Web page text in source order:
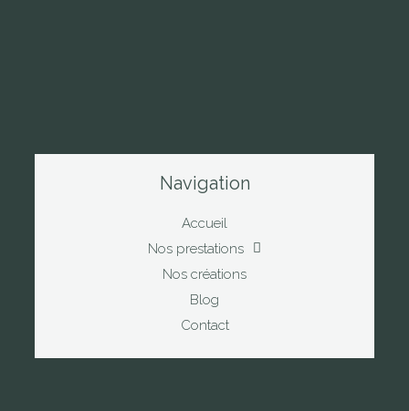
Navigation
Accueil
Nos prestations
Nos créations
Blog
Contact